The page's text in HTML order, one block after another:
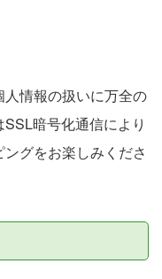
情報の扱いに万全の
暗号化通信により
グをお楽しみくださ